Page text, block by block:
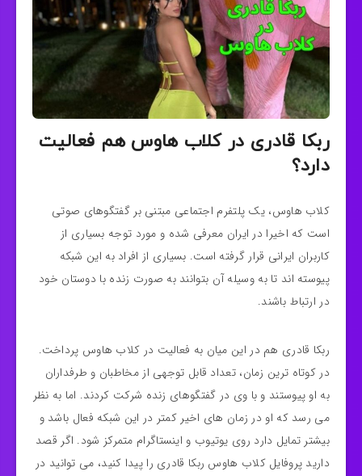
ربکا قادری در کلاب هاوس هم فعالیت
دارد؟
کلاب هاوس، یک پلتفرم اجتماعی مبتنی بر گفتگوهای صوتی
است که اخیرا در ایران معرفی شده و مورد توجه بسیاری از
کاربران ایرانی قرار گرفته است. بسیاری از افراد به این شبکه
پیوسته‌ اند تا به وسیله آن بتوانند به صورت زنده با دوستان خود
در ارتباط باشند.
ربکا قادری هم در این میان به فعالیت در کلاب هاوس پرداخت.
در کوتاه‌ ترین زمان، تعداد قابل توجهی از مخاطبان و طرفداران
به او پیوستند و با وی در گفتگوهای زنده شرکت کردند. اما به نظر
می‌ رسد که او در زمان‌ های اخیر کمتر در این شبکه فعال باشد و
بیشتر تمایل دارد روی یوتیوب و اینستاگرام متمرکز شود. اگر قصد
دارید پروفایل کلاب هاوس ربکا قادری را پیدا کنید، می‌ توانید در